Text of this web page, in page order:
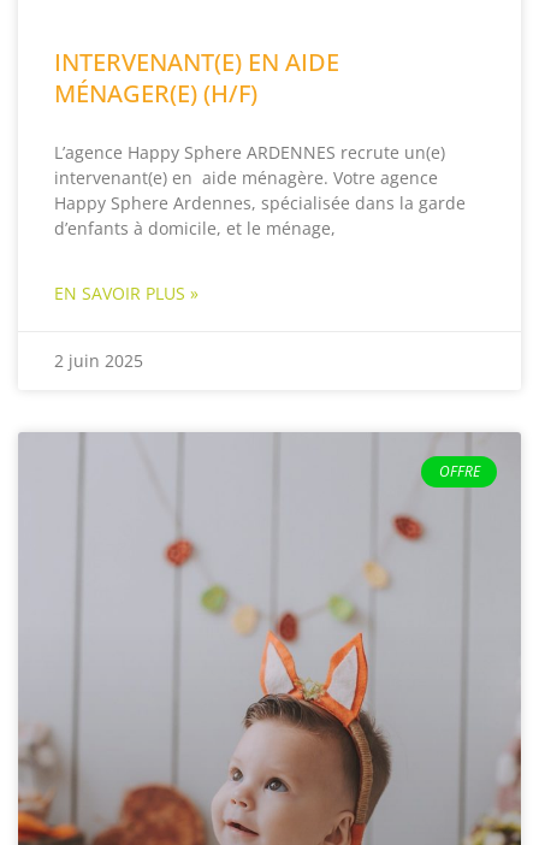
INTERVENANT(E) EN AIDE
MÉNAGER(E) (H/F)
L’agence Happy Sphere ARDENNES recrute un(e)
intervenant(e) en aide ménagère. Votre agence
Happy Sphere Ardennes, spécialisée dans la garde
d’enfants à domicile, et le ménage,
EN SAVOIR PLUS »
2 juin 2025
OFFRE